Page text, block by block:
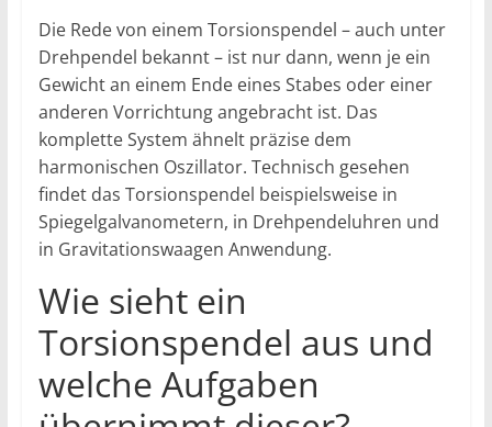
Die Rede von einem Torsionspendel – auch unter
Drehpendel bekannt – ist nur dann, wenn je ein
Gewicht an einem Ende eines Stabes oder einer
anderen Vorrichtung angebracht ist. Das
komplette System ähnelt präzise dem
harmonischen Oszillator. Technisch gesehen
findet das Torsionspendel beispielsweise in
Spiegelgalvanometern, in Drehpendeluhren und
in Gravitationswaagen Anwendung.
Wie sieht ein
Torsionspendel aus und
welche Aufgaben